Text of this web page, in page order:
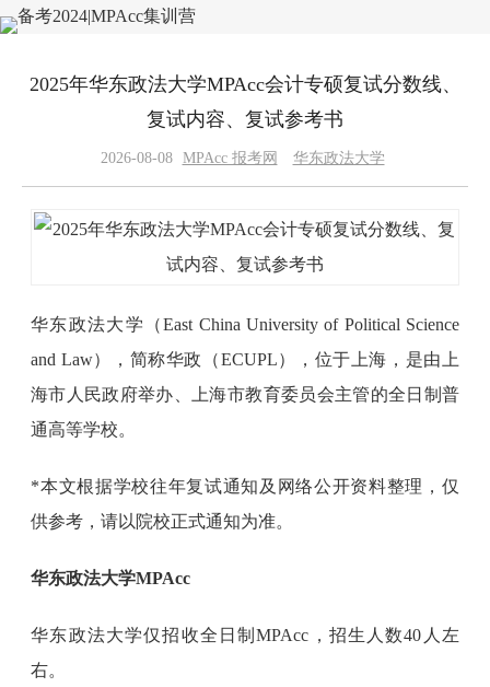
2025年华东政法大学MPAcc会计专硕复试分数线、
复试内容、复试参考书
2026-08-08 MPAcc 报考网 华东政法大学
华东政法大学（East China University of Political Science
and Law），简称华政（ECUPL），位于上海，是由上
海市人民政府举办、上海市教育委员会主管的全日制普
通高等学校。
*本文根据学校往年复试通知及网络公开资料整理，仅
供参考，请以院校正式通知为准。
华东政法大学MPAcc
华东政法大学仅招收全日制MPAcc，招生人数40人左
右。